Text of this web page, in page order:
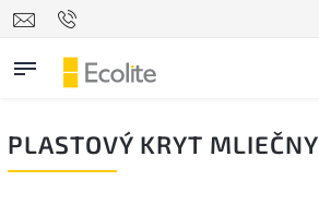
PLASTOVÝ KRYT MLIEČNY